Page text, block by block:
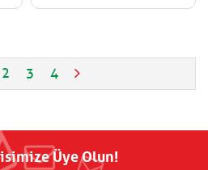
2 3 4
Üye Olun!